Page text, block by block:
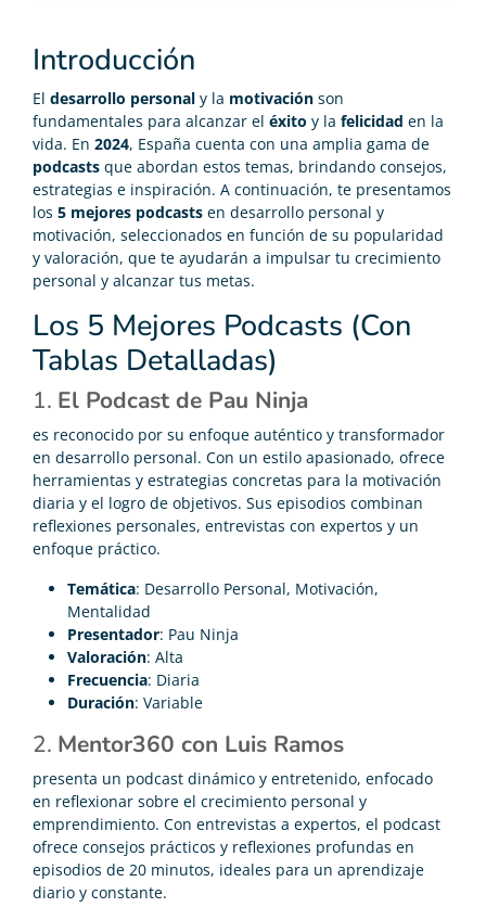
Introducción
El desarrollo personal y la motivación son
fundamentales para alcanzar el éxito y la felicidad en la
vida. En 2024, España cuenta con una amplia gama de
podcasts que abordan estos temas, brindando consejos,
estrategias e inspiración. A continuación, te presentamos
los 5 mejores podcasts en desarrollo personal y
motivación, seleccionados en función de su popularidad
y valoración, que te ayudarán a impulsar tu crecimiento
personal y alcanzar tus metas.
Los 5 Mejores Podcasts (Con
Tablas Detalladas)
1. El Podcast de Pau Ninja
es reconocido por su enfoque auténtico y transformador
en desarrollo personal. Con un estilo apasionado, ofrece
herramientas y estrategias concretas para la motivación
diaria y el logro de objetivos. Sus episodios combinan
reflexiones personales, entrevistas con expertos y un
enfoque práctico.
Temática: Desarrollo Personal, Motivación,
Mentalidad
Presentador: Pau Ninja
Valoración: Alta
Frecuencia: Diaria
Duración: Variable
2. Mentor360 con Luis Ramos
presenta un podcast dinámico y entretenido, enfocado
en reflexionar sobre el crecimiento personal y
emprendimiento. Con entrevistas a expertos, el podcast
ofrece consejos prácticos y reflexiones profundas en
episodios de 20 minutos, ideales para un aprendizaje
diario y constante.